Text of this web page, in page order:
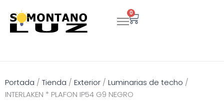
contenido
0
Carrito
Portada / Tienda / Exterior / Luminarias de techo /
INTERLAKEN * PLAFON IP54 G9 NEGRO